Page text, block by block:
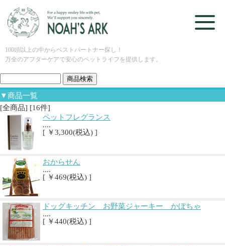
100頭以上の中からベストパートナー探し！
万全のアフターケアで安心のペットライフを提供します。
▼商品一覧
[全商品] [16件]
ペットフレグランス
....
[ ￥3,300(税込) ]
おからせん
....
[ ￥469(税込) ]
ドッグキッチン お野菜ジャーキー かぼちゃ
....
[ ￥440(税込) ]